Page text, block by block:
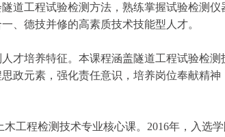
道工程试验检测方法，熟练掌握试验检测仪
、德技并修的高素质技术技能型人才。
才培养特征。本课程涵盖隧道工程试验检测
政元素， 强化责任意识，培养岗位奉献精神
工程检测技术专业核心课。 2016年，入选学